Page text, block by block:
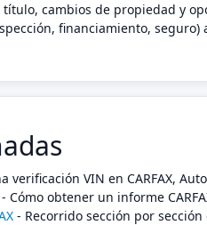
cambios de propiedad y
financiamiento,
verificación VIN en CARFAX,
- Cómo obtener un informe
- Recorrido sección por